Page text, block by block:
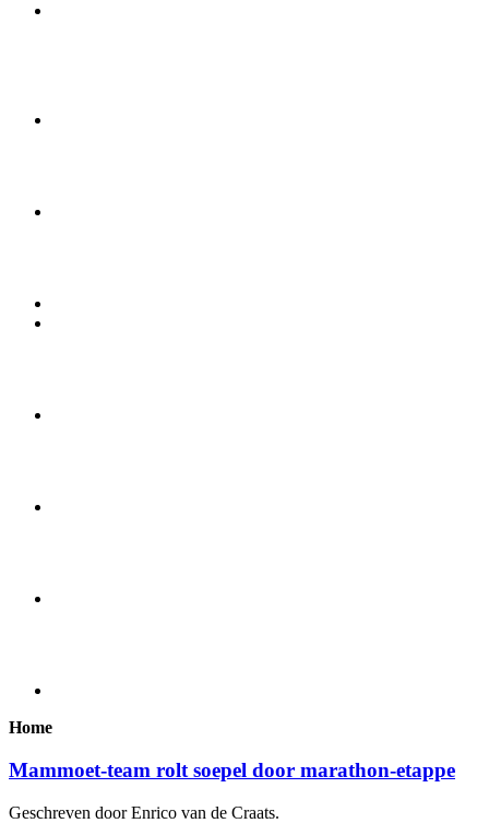
Home
Mammoet-team rolt soepel door marathon-etappe
Geschreven door Enrico van de Craats.